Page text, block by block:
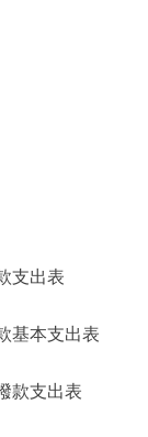
支出表
本支出表
款支出表